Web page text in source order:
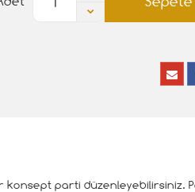
parti düzenleyebilirsiniz.